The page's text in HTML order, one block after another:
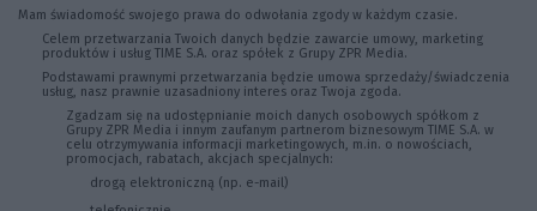
Mam świadomość swojego prawa do odwołania zgody w każdym czasie.
Celem przetwarzania Twoich danych będzie zawarcie umowy, marketing
produktów i usług TIME S.A. oraz spółek z Grupy ZPR Media.
Podstawami prawnymi przetwarzania będzie umowa sprzedaży/świadczenia
usług, nasz prawnie uzasadniony interes oraz Twoja zgoda.
Zgadzam się na udostępnianie moich danych osobowych spółkom z
Grupy ZPR Media i innym zaufanym partnerom biznesowym TIME S.A. w
celu otrzymywania informacji marketingowych, m.in. o nowościach,
promocjach, rabatach, akcjach specjalnych:
drogą elektroniczną (np. e-mail)